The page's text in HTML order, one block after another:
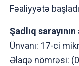
Fəaliyyətə
Şadlıq sarayının
Ünvanı: 17-ci
Əlaqə nömrəsi: